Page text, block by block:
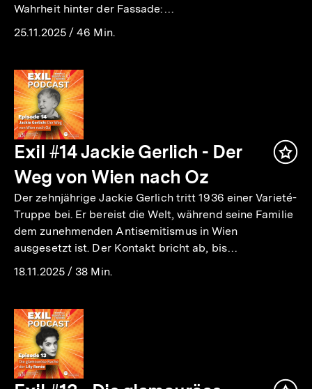
Wahrheit hinter der Fassade:…
25.11.2025/46 Min.
Exil #14 Jackie Gerlich - Der
Weg von Wien nach Oz
Der zehnjährige Jackie Gerlich tritt 1936 einer Varieté-
Truppe bei. Er bereist die Welt, während seine Familie
dem zunehmenden Antisemitismus in Wien
ausgesetzt ist. Der Kontakt bricht ab, bis…
18.11.2025/ 38 Min.